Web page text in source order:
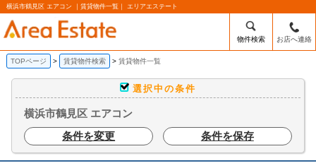
横浜市鶴見区 エアコン ｜賃貸物件一覧｜ エリアエステート
物件検索 お店へ連絡
TOPページ 賃貸物件検索 賃貸物件一覧
選択中の条件
横浜市鶴見区 エアコン
条件を変更
条件を保存